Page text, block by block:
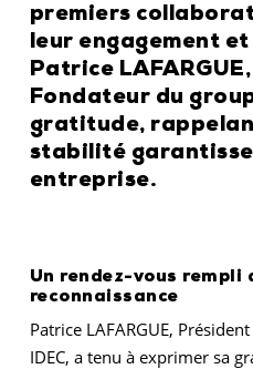
premiers
leur engagement
Patrice
Fondateur du
gratitude,
stabilité
entreprise.
Un rendez-vous rempli
reconnaissance
Patrice LAFARGUE,
IDEC, a tenu à exprimer sa